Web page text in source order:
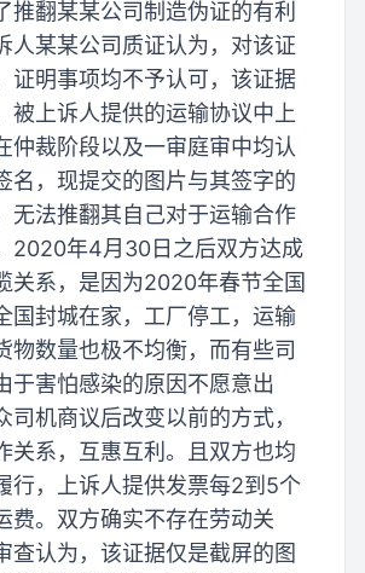
推翻某某公司制造伪证的有利
人某某公司质证认为，对该证
证明事项均不予认可，该证据
被上诉人提供的运输协议中上
仲裁阶段以及一审庭审中均认
名，现提交的图片与其签字的
无法推翻其自己对于运输合作
2020年4月30日之后双方达成
关系，是因为2020年春节全国
国封城在家，工厂停工，运输
物数量也极不均衡，而有些司
于害怕感染的原因不愿意出
司机商议后改变以前的方式，
关系，互惠互利。且双方也均
行，上诉人提供发票每2到5个
费。双方确实不存在劳动关
查认为，该证据仅是截屏的图